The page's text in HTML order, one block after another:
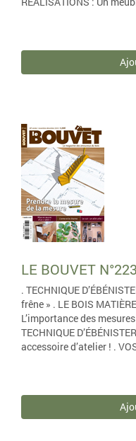
LE BOUVET
. TECHNIQUE
frêne » . LE BOIS
L’importance des
TECHNIQUE
accessoire d’atelier ! .